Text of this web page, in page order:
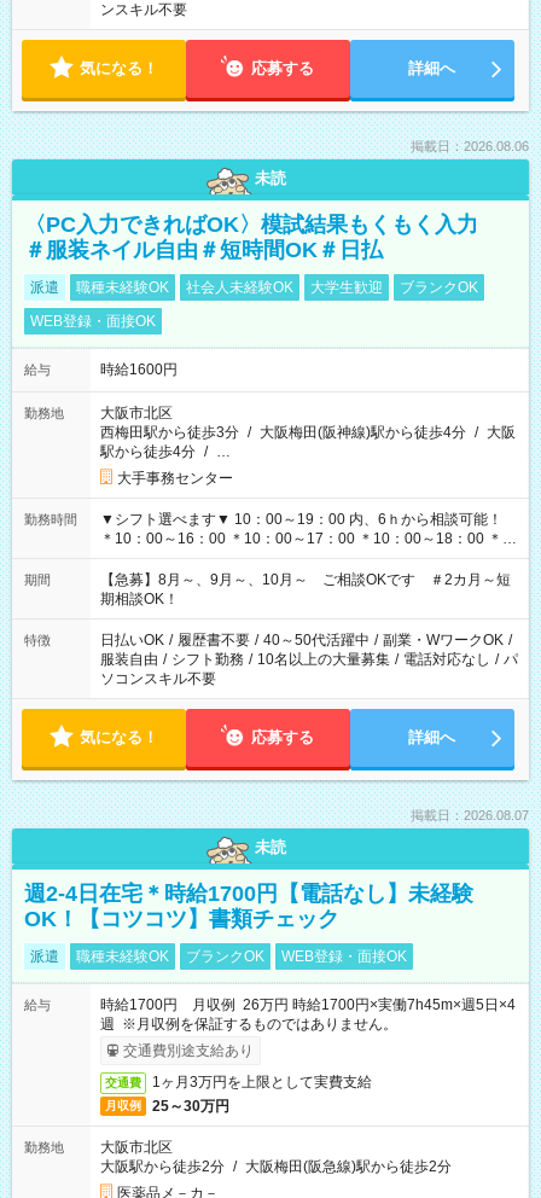
ンスキル不要
気になる！ 応募する 詳細へ
掲載日：2026.08.06
未読
〈PC入力できればOK〉模試結果もくもく入力
＃服装ネイル自由＃短時間OK＃日払
派遣 職種未経験OK 社会人未経験OK 大学生歓迎
ブランクOK
WEB登録・面接OK
給与 時給1600円
勤務地
大阪市北区
西梅田駅から徒歩3分 / 大阪梅田(阪神線)駅から徒歩4分 / 大阪
駅から徒歩4分 / …
大手事務センター
勤務時間
▼シフト選べます▼ 10：00～19：00 内、6ｈから相談可能！
＊10：00～16：00 ＊10：00～17：00 ＊10：00～18：00 ＊
11：00～19：00 ＊12：00～19：00 ＊13：00～19：00
期間
【急募】8月～、9月～、10月～ ご相談OKです ＃2カ月～短
期相談OK！
特徴 日払いOK / 履歴書不要 / 40～50代活躍中 / 副業・WワークOK /
服装自由 / シフト勤務 / 10名以上の大量募集 / 電話対応なし / パ
ソコンスキル不要
気になる！ 応募する 詳細へ
掲載日：2026.08.07
未読
週2-4日在宅＊時給1700円【電話なし】未経験
OK！【コツコツ】書類チェック
派遣 職種未経験OK ブランクOK WEB登録・面接OK
給与
時給1700円 月収例 26万円 時給1700円×実働7h45m×週5日×4
週 ※月収例を保証するものではありません。
交通費別途支給あり
交通費 1ヶ月3万円を上限として実費支給
月収例 25～30万円
勤務地
大阪市北区
大阪駅から徒歩2分 / 大阪梅田(阪急線)駅から徒歩2分
医薬品メ－カ－